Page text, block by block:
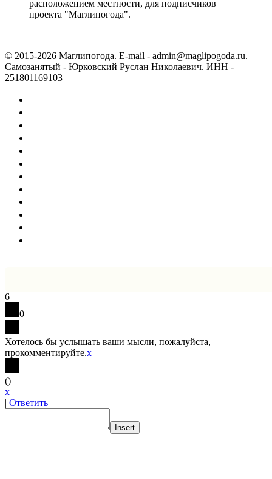
расположением местности, для подписчиков
проекта "Маглипогода".
© 2015-2026 Маглипогода. E-mail - admin@maglipogoda.ru.
Самозанятый - Юрковский Руслан Николаевич. ИНН -
251801169103
6
0
Хотелось бы услышать ваши мысли, пожалуйста,
прокомментируйте.x
()
x
| Ответить
Insert